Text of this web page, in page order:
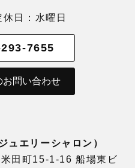
日：水曜日
7655
お問い合わせ
エリーシャロン）
田町15-1-16 船場東ビ